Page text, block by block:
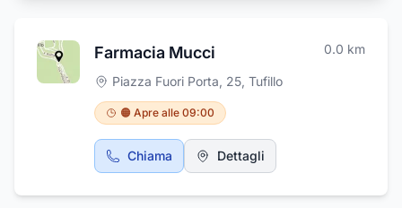
Farmacia Mucci 0.0 km
Piazza Fuori Porta, 25, Tufillo
🟠 Apre alle 09:00
Chiama Dettagli